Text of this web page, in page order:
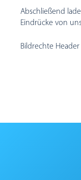
Abschließend
Eindrücke von
Bildrechte